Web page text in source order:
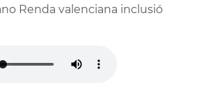
Renda valenciana inclusió